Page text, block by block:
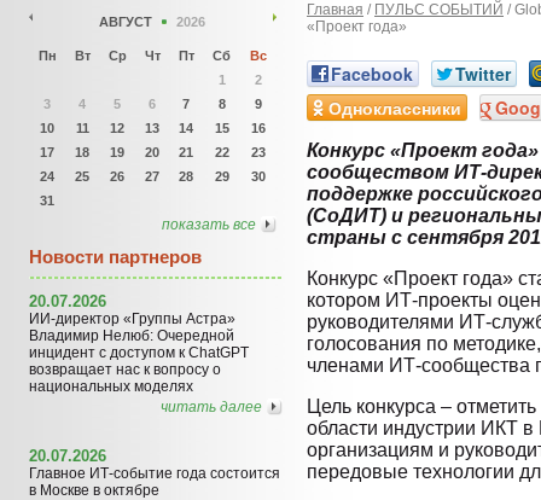
АВГУСТ 2026
Пн Вт Ср Чт Пт Сб
Вс
1
2
3
4 5 6 7 8
9
10
11 12 13 14 15
16
17
18 19 20 21 22
23
24
25 26 27 28 29
30
31
показать все
Новости партнеров
20.07.2026
ИИ-директор «Группы Астра»
Владимир Нелюб: Очередной
инцидент с доступом к ChatGPT
возвращает нас к вопросу о
национальных моделях
читать далее
20.07.2026
Главное ИТ-событие года состоится
в Москве в октябре
Главная / ПУЛЬС СОБЫТИЙ /
«Проект года»
Facebook
Twitter
Одноклассники
Конкурс «Проект
сообществом ИТ-
поддержке
(СоДИТ) и
страны с сентября
Конкурс «Проект года»
котором ИТ-проекты
руководителями ИТ-
голосования по
членами ИТ-сообщества
Цель конкурса –
области индустрии ИКТ
организациям и
передовые технологии